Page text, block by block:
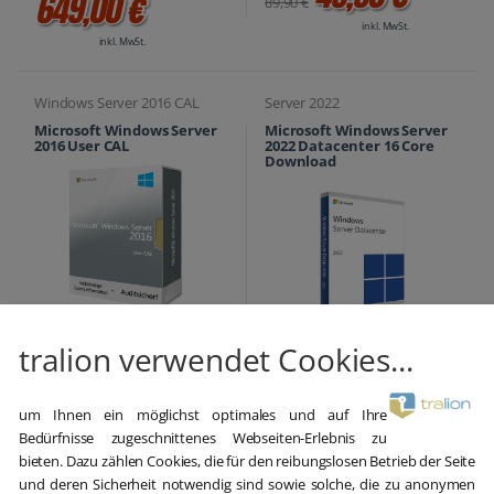
inkl. MwSt.
inkl. MwSt.
Windows Server 2016 CAL
Microsoft Windows Server
2016 User CAL
39,58 €29,90 €
Server 2022
Microsoft Windows Server
2022 Datacenter 16 Core
Download
1.499,00 €849,00 €
inkl. MwSt.
Server 2012
Microsoft Windows Server
Server 2012
Microsoft Windows Server
tralion verwendet Cookies...
um Ihnen ein möglichst optimales und auf Ihre
Bedürfnisse zugeschnittenes Webseiten-Erlebnis zu
bieten. Dazu zählen Cookies, die für den reibungslosen Betrieb der Seite
und deren Sicherheit notwendig sind sowie solche, die zu anonymen